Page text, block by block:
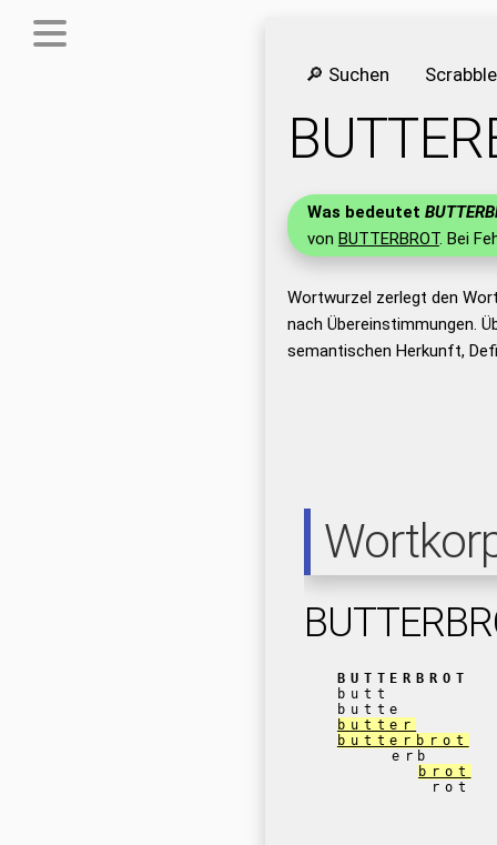
🔎 Suchen
Was bedeutet
von BUTTERBROT. Bei
Wortwurzel zerlegt den
nach Übereinstimmungen.
semantischen Herkunft,
BUTTERBROT
butt
butte
butter
butterbrot
erb
brot
rot